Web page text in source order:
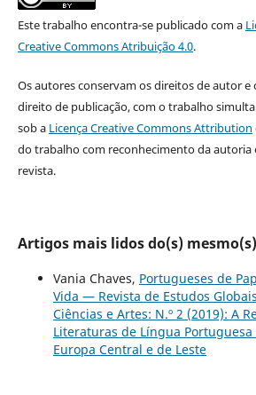
Este trabalho encontra-se publicado com a
Creative Commons Atribuição 4.0.
Os autores conservam os direitos de autor e
direito de publicação, com o trabalho
sob a Licença Creative Commons Attribution
do trabalho com reconhecimento da autoria
revista.
Artigos mais lidos do(s)
Vania Chaves, Portugueses de
Vida — Revista de Estudos
Ciências e Artes: N.º 2 (2019): A
Literaturas de Língua Portuguesa
Europa Central e de Leste